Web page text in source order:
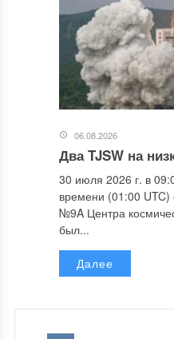
06.08.2026
Два TJSW на
30 июля 2026 г. в
времени (01:00 UTC)
№9A Центра
был...
Далее